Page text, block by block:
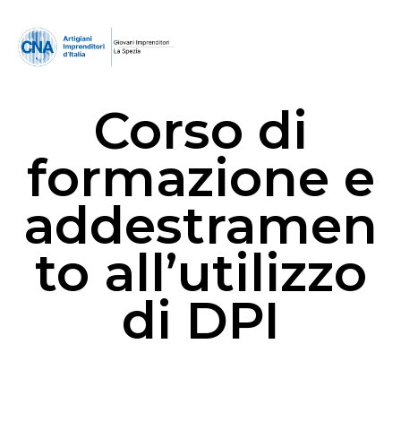
Corso di
formazione e
addestramen
to all’utilizzo
di DPI